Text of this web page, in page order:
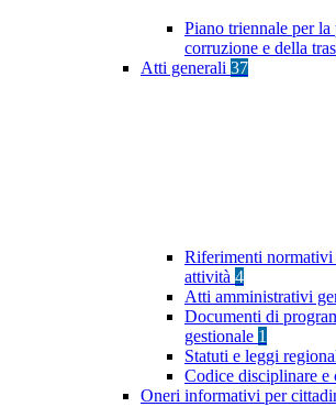
Piano triennale per
corruzione e della
Atti generali 37
Riferimenti normativi
attività 4
Atti amministrativi
Documenti di
gestionale 1
Statuti e leggi
Codice disciplinare e
Oneri informativi per